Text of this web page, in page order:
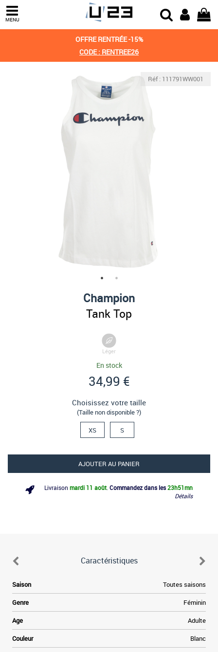
MENU
OFFRE RENTRÉE -15%
CODE : RENTREE26
Réf : 111791WW001
Champion
Tank Top
Léger
En stock
34,99 €
Choisissez votre taille
(Taille non disponible ?)
XS S
AJOUTER AU PANIER
Livraison mardi 11 août Commandez dans les23h51mn
Détails
Caractéristiques
Saison Toutes saisons
Genre Féminin
Age Adulte
Couleur Blanc